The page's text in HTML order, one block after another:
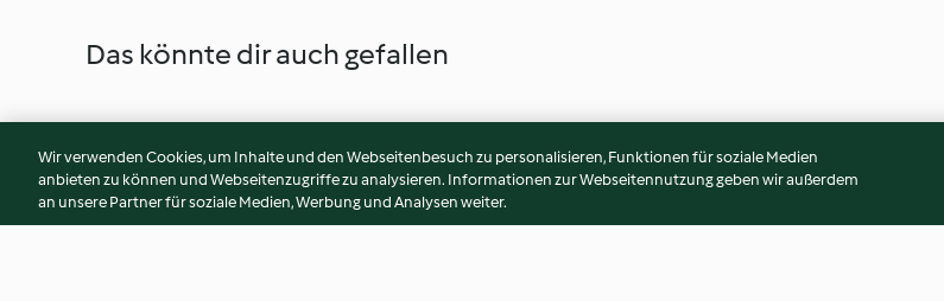
Das könnte dir auch gefallen
Wir verwenden Cookies, um Inhalte und den Webseitenbesuch zu personalisieren, Funktionen für soziale Medien
anbieten zu können und Webseitenzugriffe zu analysieren. Informationen zur Webseitennutzung geben wir außerdem
an unsere Partner für soziale Medien, Werbung und Analysen weiter.